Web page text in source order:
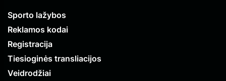
Sporto lažybos
Reklamos kodai
Registracija
Tiesioginės transliacijos
Veidrodžiai